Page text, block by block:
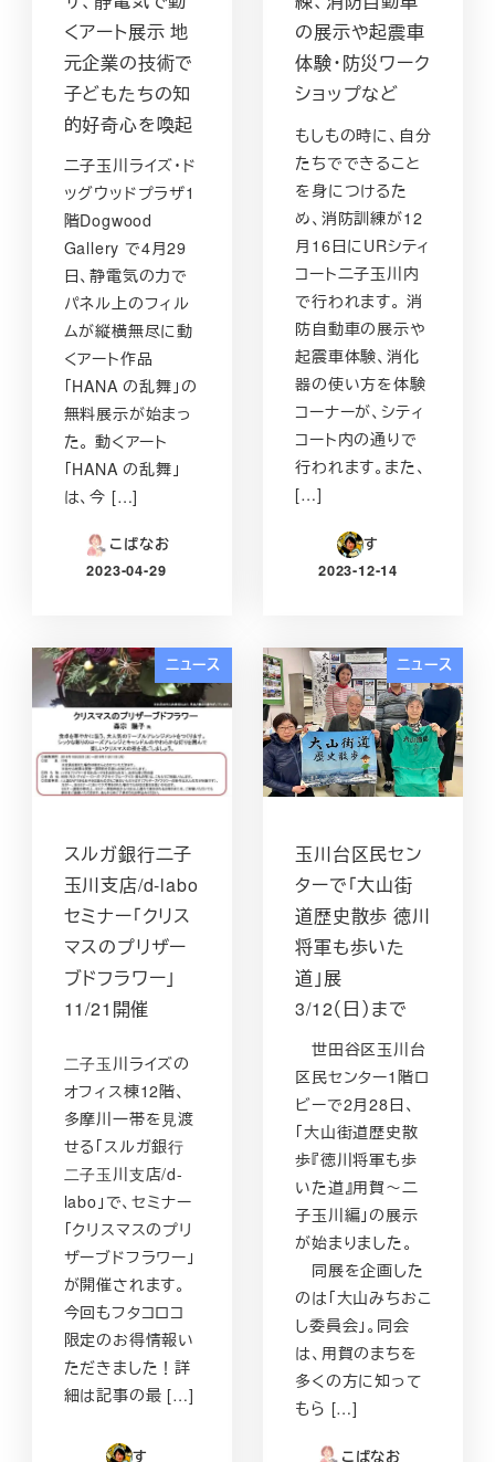
くアート展示 地
元企業の技術で
子どもたちの知
的好奇心を喚起
二子玉川ライズ・ド
ッグウッドプラザ1
階Dogwood
Gallery で4月29
日、静電気の力で
パネル上のフィル
ムが縦横無尽に動
くアート作品
「HANA の乱舞」の
無料展示が始まっ
た。 動くアート
「HANA の乱舞」
は、今 […]
こばなお
投稿日
2023-04-29
の展示や起震車
体験・防災ワーク
ショップなど
もしもの時に、自分
たちでできること
を身につけるた
め、消防訓練が12
月16日にURシティ
コート二子玉川内
で行われます。 消
防自動車の展示や
起震車体験、消化
器の使い方を体験
コーナーが、シティ
コート内の通りで
行われます。また、
[…]
す
投稿日
2023-12-14
ニュース
スルガ銀行二子
玉川支店/d-labo
セミナー「クリス
マスのプリザー
ブドフラワー」
11/21開催
⼆⼦⽟川ライズの
オフィス棟12階、
多摩川一帯を⾒渡
せる「スルガ銀⾏
⼆⼦⽟川⽀店/d-
labo」で、セミナー
「クリスマスのプリ
ザーブドフラワー」
が開催されます。
今回もフタコロコ
限定のお得情報い
ただきました！詳
細は記事の最 […]
す
ニュース
玉川台区民セン
ターで「大山街
道歴史散歩 徳川
将軍も歩いた
道」展
3/12（日）まで
世田谷区玉川台
区民センター1階ロ
ビーで2月28日、
「大山街道歴史散
歩『徳川将軍も歩
いた道』用賀～二
子玉川編」の展示
が始まりました。
同展を企画した
のは「大山みちおこ
し委員会」。同会
は、用賀のまちを
多くの方に知って
もら […]
こばなお